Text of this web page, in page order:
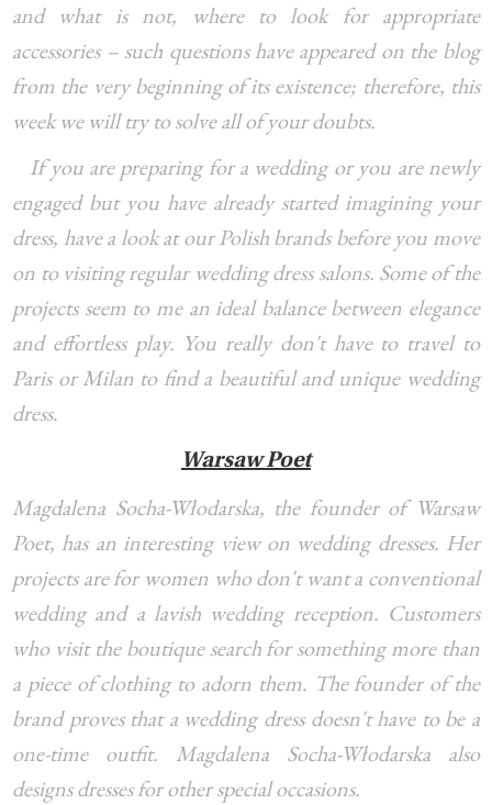
and what is not, where to look for appropriate
accessories – such questions have appeared on the blog
from the very beginning of its existence; therefore, this
week we will try to solve all of your doubts.
If you are preparing for a wedding or you are newly
engaged but you have already started imagining your
dress, have a look at our Polish brands before you move
on to visiting regular wedding dress salons. Some of the
projects seem to me an ideal balance between elegance
and effortless play. You really don't have to travel to
Paris or Milan to find a beautiful and unique wedding
dress.
Warsaw Poet
Magdalena Socha-Włodarska, the founder of Warsaw
Poet, has an interesting view on wedding dresses. Her
projects are for women who don't want a conventional
wedding and a lavish wedding reception. Customers
who visit the boutique search for something more than
a piece of clothing to adorn them. The founder of the
brand proves that a wedding dress doesn't have to be a
one-time outfit. Magdalena Socha-Włodarska also
designs dresses for other special occasions.